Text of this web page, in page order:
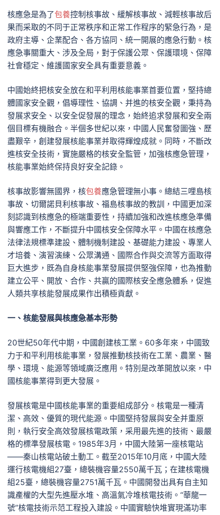
核應急是為了包養控制核事故、緩解核事故、減輕核事故后
果而采取的不同于正常秩序和正常工作程序的緊急行為，是
政府主導、企業配合、各方協同、統一開展的應急行動。核
應急事關重大、涉及全局，對于保護公眾、保護環境、保障
社會穩定、維護國家安全具有重要意義。
中國始終把核安全放在和平利用核能事業首要位置，堅持總
體國家安全觀，倡導理性、協調、并進的核安全觀，秉持為
發展求安全、以安全促發展的理念，始終追求發展和安全兩
個目標有機融合。半個多世紀以來，中國人民奮發圖強、歷
盡艱辛，創建發展核能事業并取得輝煌成就。同時，不斷改
進核安全技術，實施嚴格的核安全監管，加強核應急管理，
核能事業始終保持良好安全記錄。
核事故影響無國界，核包養應急管理無小事。總結三哩島核
事故、切爾諾貝利核事故、福島核事故的教訓，中國更加深
刻認識到核應急的極端重要性，持續加強和改進核應急準備
與響應工作，不斷提升中國核安全保障水平。中國在核應急
法律法規標準建設、體制機制建設、基礎能力建設、專業人
才培養、演習演練、公眾溝通、國際合作與交流等方面取得
巨大進步，既為自身核能事業發展提供堅強保障，也為推動
建立公平、開放、合作、共贏的國際核安全應急體系，促進
人類共享核能發展成果作出積極貢獻。
一、核能發展與核應急基本形勢
20世紀50年代中期，中國創建核工業。60多年來，中國致
力于和平利用核能事業，發展推動核技術在工業、農業、醫
學、環境、能源等領域廣泛應用。特別是改革開放以來，中
國核能事業得到更大發展。
發展核電是中國核能事業的重要組成部分。核電是一種清
潔、高效、優質的現代能源。中國堅持發展與安全并重原
則，執行安全高效發展核電政策，采用最先進的技術、最嚴
格的標準發展核電。1985年3月，中國大陸第一座核電站
——秦山核電站破土動工。截至2015年10月底，中國大陸
運行核電機組27臺，總裝機容量2550萬千瓦；在建核電機
組25臺，總裝機容量2751萬千瓦。中國開發出具有自主知
識產權的大型先進壓水堆、高溫氣冷堆核電技術。“華龍一
號”核電技術示范工程投入建設。中國實驗快堆實現滿功率